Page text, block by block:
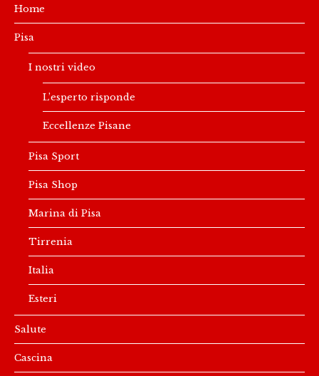
Home
Pisa
I nostri video
L’esperto risponde
Eccellenze Pisane
Pisa Sport
Pisa Shop
Marina di Pisa
Tirrenia
Italia
Esteri
Salute
Cascina